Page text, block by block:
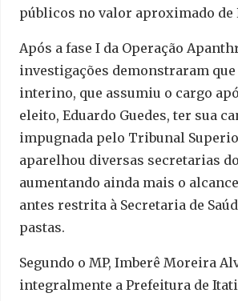
públicos no valor aproximado de
Após a fase I da Operação
investigações demonstraram
interino, que assumiu o cargo
eleito, Eduardo Guedes, ter sua
impugnada pelo Tribunal
aparelhou diversas secretarias
aumentando ainda mais o
antes restrita à Secretaria de
pastas.
Segundo o MP, Imberê Moreira
integralmente a Prefeitura de